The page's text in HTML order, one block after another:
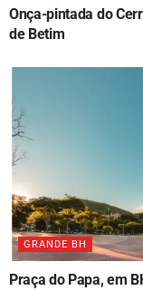
Onça-pintada do
de Betim
GRANDE BH
Praça do Papa, em